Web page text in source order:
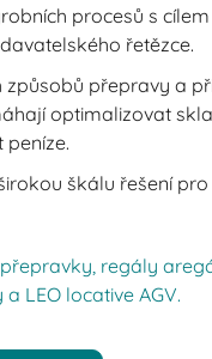
procesů s
řetězce.
způsobů přepravy a
optimalizovat
peníze.
škálu řešení
regály
LEO locative AGV.